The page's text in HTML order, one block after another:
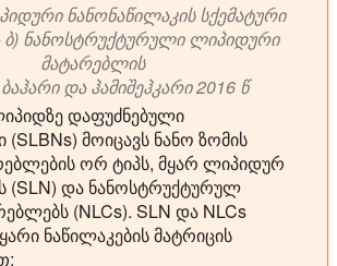
ნანონაწილაკის სქემატური
ბ) ნანოსტრუქტურული ლიპიდური
მატარებლის
და ჰამიშეჰკარი 2016 წ
დაფუძნებული
(SLBNs) მოიცავს ნანო ზომის
ორ ტიპს, მყარ ლიპიდურ
(SLN) და ნანოსტრუქტურულ
(NLCs). SLN და NLCs
ნაწილაკების მატრიცის